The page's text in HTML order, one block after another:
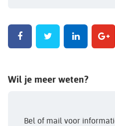
Wil je meer weten?
Bel of mail voor